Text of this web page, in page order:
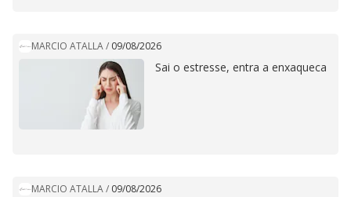
MARCIO ATALLA/ 09/08/2026
Sai o estresse, entra a enxaqueca
MARCIO ATALLA/ 09/08/2026